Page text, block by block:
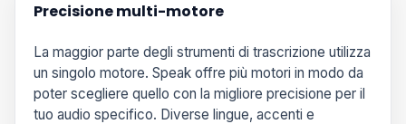
Precisione multi-motore
La maggior parte degli strumenti di trascrizione utilizza
un singolo motore. Speak offre più motori in modo da
poter scegliere quello con la migliore precisione per il
tuo audio specifico. Diverse lingue, accenti e